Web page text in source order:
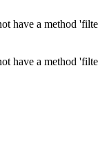
have a method
have a method